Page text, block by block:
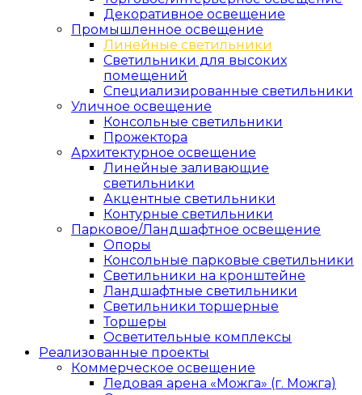
Декоративное освещение
Промышленное освещение
Линейные светильники
Светильники для высоких
помещений
Специализированные светильники
Уличное освещение
Консольные светильники
Прожектора
Архитектурное освещение
Линейные заливающие
светильники
Акцентные светильники
Контурные светильники
Парковое/Ландшафтное освещение
Опоры
Консольные парковые светильники
Светильники на кронштейне
Ландшафтные светильники
Светильники торшерные
Торшеры
Осветительные комплексы
Реализованные проекты
Коммерческое освещение
Ледовая арена «Можга» (г. Можга)